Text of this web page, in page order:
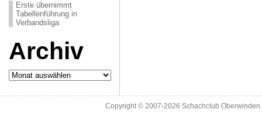
Erste übernimmt
Tabellenführung in
Verbandsliga
Archiv
Archiv
Copyright © 2007-2026Schachclub Oberwinden